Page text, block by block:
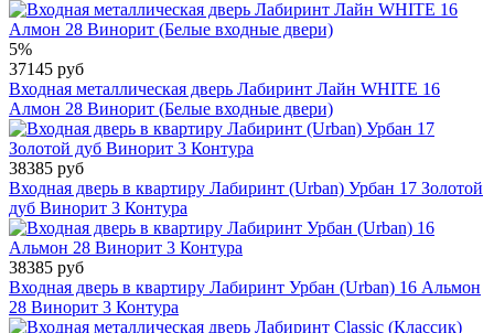
5%
37145 руб
Входная металлическая дверь Лабиринт Лайн WHITE 16
Алмон 28 Винорит (Белые входные двери)
38385 руб
Входная дверь в квартиру Лабиринт (Urban) Урбан 17 Золотой
дуб Винорит 3 Контура
38385 руб
Входная дверь в квартиру Лабиринт Урбан (Urban) 16 Альмон
28 Винорит 3 Контура